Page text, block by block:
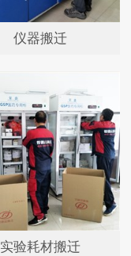
仪器搬迁
实验耗材搬迁